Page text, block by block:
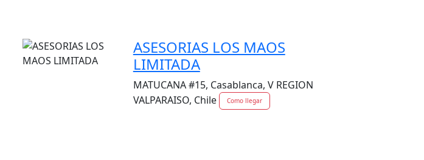
ASESORIAS LOS MAOS
LIMITADA
MATUCANA #15, Casablanca, V REGION
VALPARAISO, Chile
Como llegar